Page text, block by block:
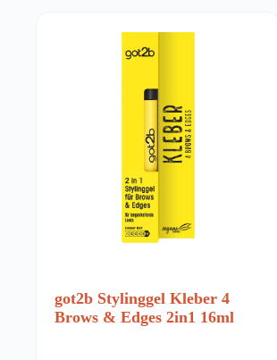
got2b Stylinggel Kleber 4
Brows & Edges 2in1 16ml